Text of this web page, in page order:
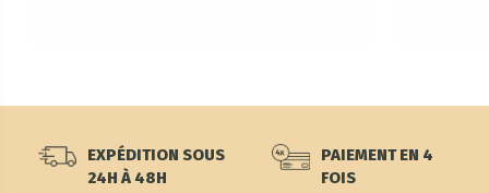
EXPÉDITION SOUS
24H À 48H
PAIEMENT EN 4
FOIS